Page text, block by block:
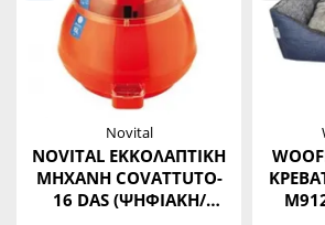
Novital
NOVITAL ΕΚΚΟΛΑΠΤΙΚΗ
ΜΗΧΑΝΗ COVATTUTO-
16 DAS (ΨΗΦΙΑΚΗ/